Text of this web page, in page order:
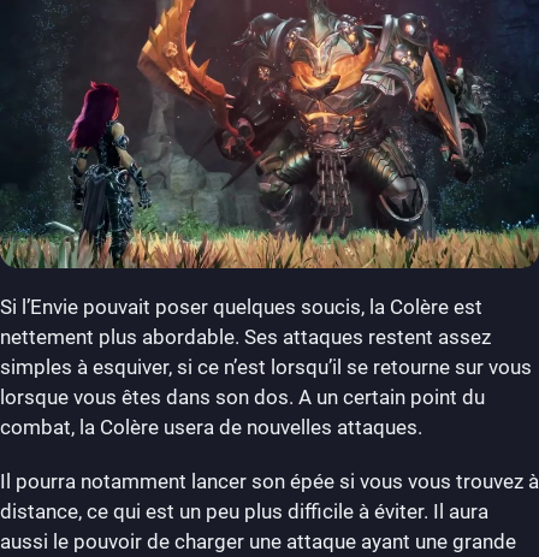
Si l’Envie pouvait poser quelques soucis, la Colère est
nettement plus abordable. Ses attaques restent assez
simples à esquiver, si ce n’est lorsqu’il se retourne sur vous
lorsque vous êtes dans son dos. A un certain point du
combat, la Colère usera de nouvelles attaques.
Il pourra notamment lancer son épée si vous vous trouvez à
distance, ce qui est un peu plus difficile à éviter. Il aura
aussi le pouvoir de charger une attaque ayant une grande